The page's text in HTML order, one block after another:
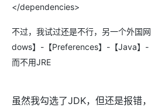
</dependencies>
不过，我试过还是不行，另一个外国
dows】-【Preferences】-【Java】-
而不用JRE
虽然我勾选了JDK，但还是报错